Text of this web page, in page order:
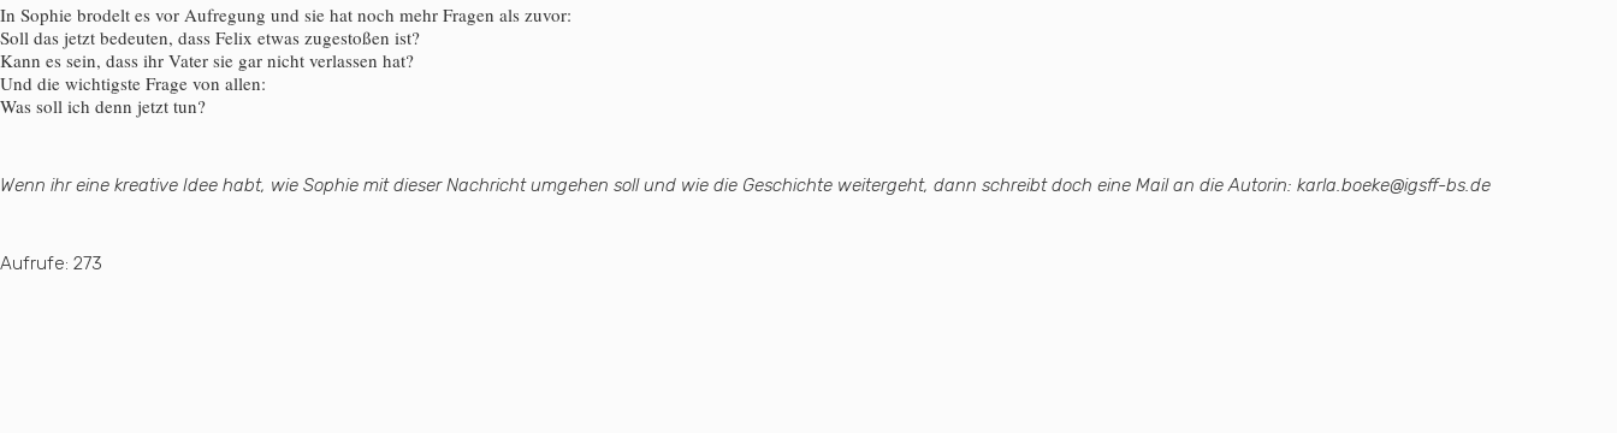
In Sophie brodelt es vor Aufregung und sie hat noch mehr Fragen als zuvor:
Soll das jetzt bedeuten, dass Felix etwas zugestoßen ist?
Kann es sein, dass ihr Vater sie gar nicht verlassen hat?
Und die wichtigste Frage von allen:
Was soll ich denn jetzt tun?
Wenn ihr eine kreative Idee habt, wie Sophie mit dieser Nachricht umgehen soll und wie die Geschichte weitergeht, dann schreibt doch eine Mail an die Autorin: karla.boeke@igsff-bs.de
Aufrufe: 273